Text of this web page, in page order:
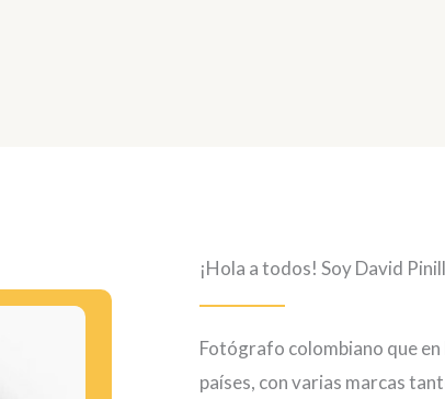
¡Hola a todos! Soy David
Fotógrafo colombiano que
países, con varias marcas